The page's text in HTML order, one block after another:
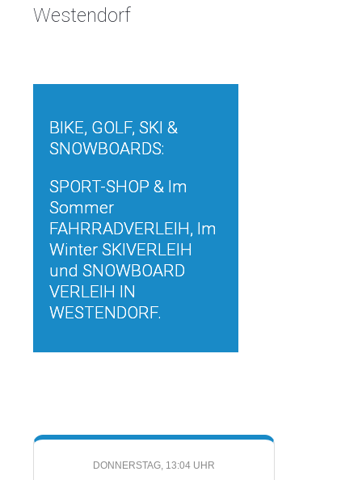
Westendorf
BIKE, GOLF, SKI &
SNOWBOARDS:
SPORT-SHOP & Im
Sommer
FAHRRADVERLEIH, Im
Winter SKIVERLEIH
und SNOWBOARD
VERLEIH IN
WESTENDORF.
DONNERSTAG, 13:04 UHR